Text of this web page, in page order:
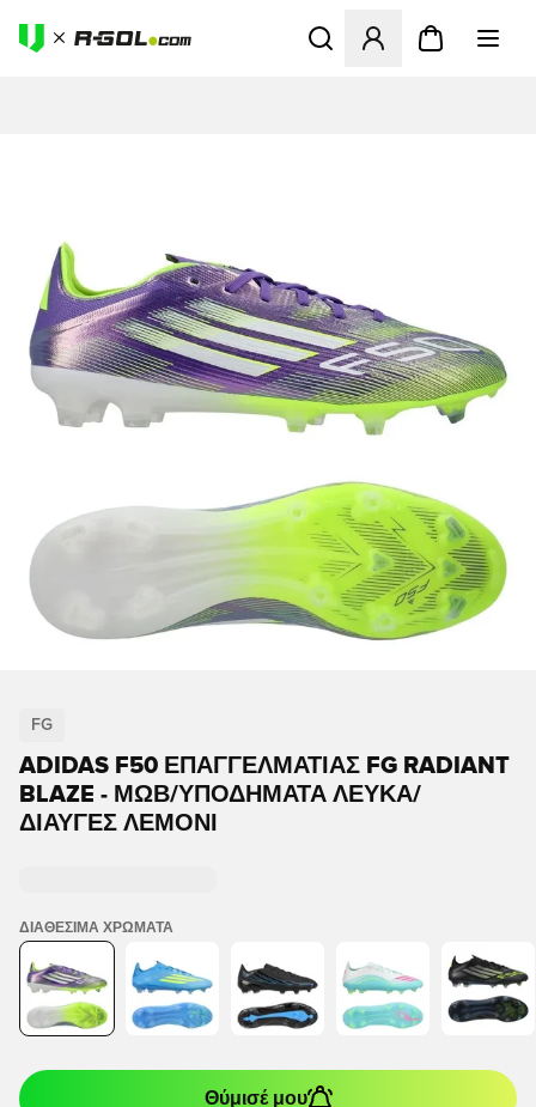
Ανοίγει ένα Modal για να
FG
ADIDAS F50 ΕΠΑΓΓΕΛΜΑΤΊΑΣ FG RADIANT
BLAZE - ΜΩΒ/ΥΠΟΔΉΜΑΤΑ ΛΕΥΚΆ/
ΔΙΑΥΓΈΣ ΛΕΜΌΝΙ
ΔΙΑΘΈΣΙΜΑ ΧΡΏΜΑΤΑ
Θύμισέ μου